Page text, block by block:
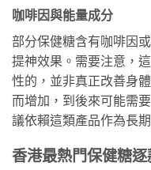
咖啡因與能量成分
部分保健糖含有咖啡因
提神效果。需要注意，
性的，並非真正改善身
而增加，到後來可能需
議依賴這類產品作為長
香港最熱門保健糖